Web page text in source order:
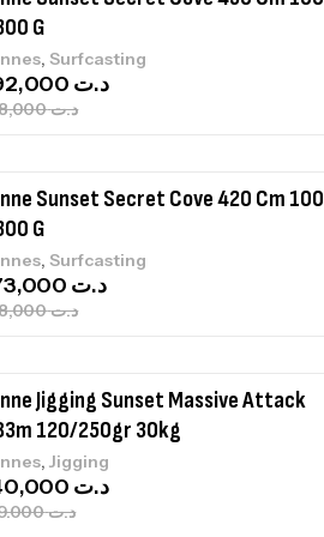
G
, Surfcasting
د.ت768,000
د.ت
Sunset Secret Cove 420 Cm 100
G
, Surfcasting
د.ت748,000
د.ت
Jigging Sunset Massive Attack
120/250gr 30kg
,Jigging
د.ت379,000
د.ت